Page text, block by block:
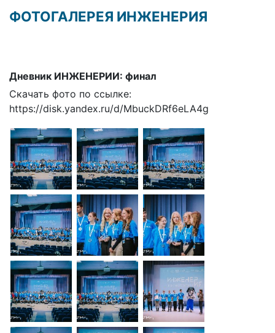
ФОТОГАЛЕРЕЯ ИНЖЕНЕРИЯ
Дневник ИНЖЕНЕРИИ: финал
Скачать фото по ссылке:
https://disk.yandex.ru/d/MbuckDRf6eLA4g